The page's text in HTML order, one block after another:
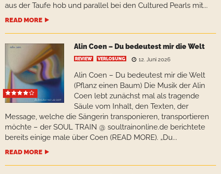
aus der Taufe hob und parallel bei den Cultured Pearls mit...
READ MORE
Alin Coen – Du bedeutest mir die Welt
REVIEW VERLOSUNG 12. Juni 2026
Alin Coen – Du bedeutest mir die Welt
(Pflanz einen Baum) Die Musik der Alin
Coen lebt zunächst mal als tragende
Säule vom Inhalt, den Texten, der
Message, welche die Sängerin transponieren, transportieren
möchte – der SOUL TRAIN @ soultrainonline.de berichtete
bereits einige male über Coen (READ MORE). „Du...
READ MORE